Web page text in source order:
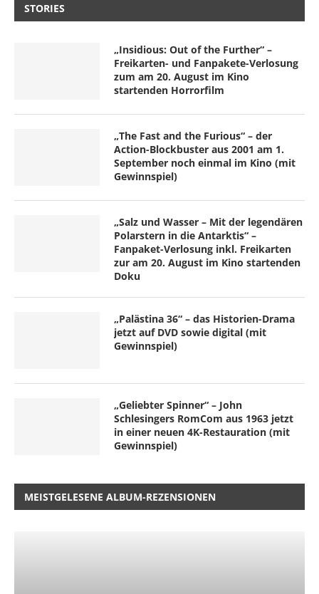
STORIES
„Insidious: Out of the Further“ –
Freikarten- und Fanpakete-Verlosung
zum am 20. August im Kino
startenden Horrorfilm
„The Fast and the Furious“ – der
Action-Blockbuster aus 2001 am 1.
September noch einmal im Kino (mit
Gewinnspiel)
„Salz und Wasser – Mit der legendären
Polarstern in die Antarktis“ –
Fanpaket-Verlosung inkl. Freikarten
zur am 20. August im Kino startenden
Doku
„Palästina 36“ – das Historien-Drama
jetzt auf DVD sowie digital (mit
Gewinnspiel)
„Geliebter Spinner“ – John
Schlesingers RomCom aus 1963 jetzt
in einer neuen 4K-Restauration (mit
Gewinnspiel)
MEISTGELESENE ALBUM-REZENSIONEN